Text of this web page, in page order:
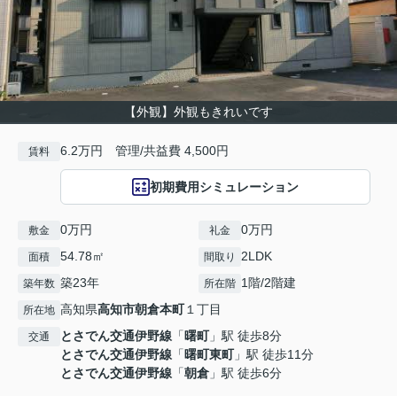
【外観】外観もきれいです
賃料 6.2万円 管理/共益費 4,500円
初期費用シミュレーション
敷金 0万円 礼金 0万円
面積 54.78㎡ 間取り 2LDK
築年数 築23年 所在階 1階/2階建
所在地 高知県高知市朝倉本町１丁目
交通 とさでん交通伊野線 「曙町」駅 徒歩8分
とさでん交通伊野線 「曙町東町」駅 徒歩11分
とさでん交通伊野線 「朝倉 」駅 徒歩6分